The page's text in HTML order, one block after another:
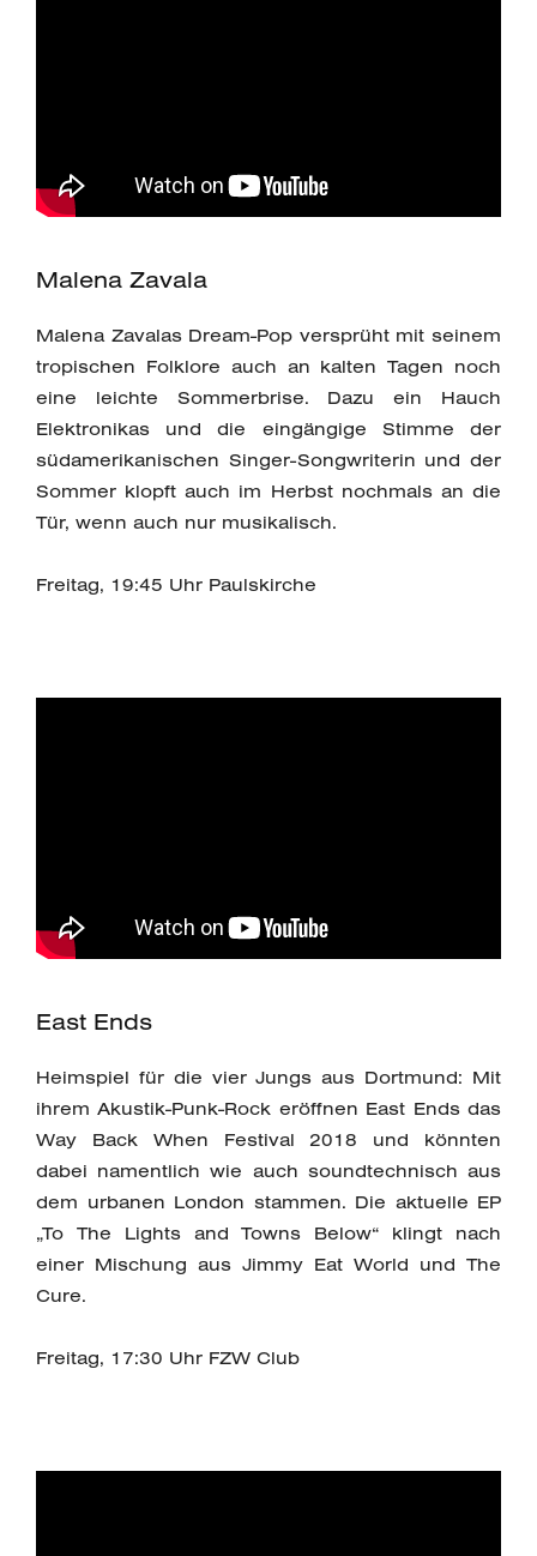
Malena Zavala
Malena Zavalas Dream-Pop versprüht mit seinem
tropischen Folklore auch an kalten Tagen noch
eine leichte Sommerbrise. Dazu ein Hauch
Elektronikas und die eingängige Stimme der
südamerikanischen Singer-Songwriterin und der
Sommer klopft auch im Herbst nochmals an die
Tür, wenn auch nur musikalisch.
Freitag, 19:45 Uhr Paulskirche
East Ends
Heimspiel für die vier Jungs aus Dortmund: Mit
ihrem Akustik-Punk-Rock eröffnen East Ends das
Way Back When Festival 2018 und könnten
dabei namentlich wie auch soundtechnisch aus
dem urbanen London stammen. Die aktuelle EP
„To The Lights and Towns Below“ klingt nach
einer Mischung aus Jimmy Eat World und The
Cure.
Freitag, 17:30 Uhr FZW Club